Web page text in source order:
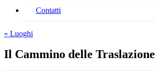
Contatti
« Luoghi
Il Cammino delle Traslazione